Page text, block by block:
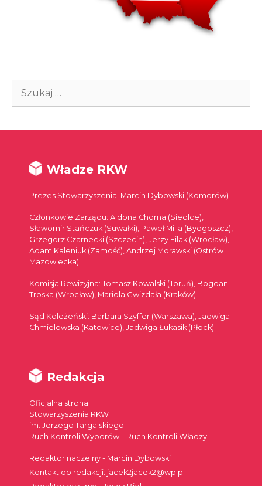
Szukaj:
Władze RKW
Prezes Stowarzyszenia: Marcin Dybowski (Komorów)
Członkowie Zarządu: Aldona Choma (Siedlce),
Sławomir Stańczuk (Suwałki), Paweł Milla (Bydgoszcz),
Grzegorz Czarnecki (Szczecin), Jerzy Filak (Wrocław),
Adam Kaleniuk (Zamość), Andrzej Morawski (Ostrów
Mazowiecka)
Komisja Rewizyjna: Tomasz Kowalski (Toruń), Bogdan
Troska (Wrocław), Mariola Gwizdała (Kraków)
Sąd Koleżeński: Barbara Szyffer (Warszawa), Jadwiga
Chmielowska (Katowice), Jadwiga Łukasik (Płock)
Redakcja
Oficjalna strona
Stowarzyszenia RKW
im. Jerzego Targalskiego
Ruch Kontroli Wyborów – Ruch Kontroli Władzy
Redaktor naczelny - Marcin Dybowski
Kontakt do redakcji: jacek2jacek2@wp.pl